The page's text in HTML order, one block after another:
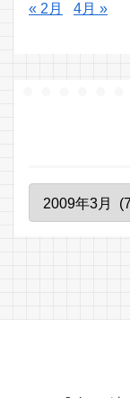
« 2月 4月 »